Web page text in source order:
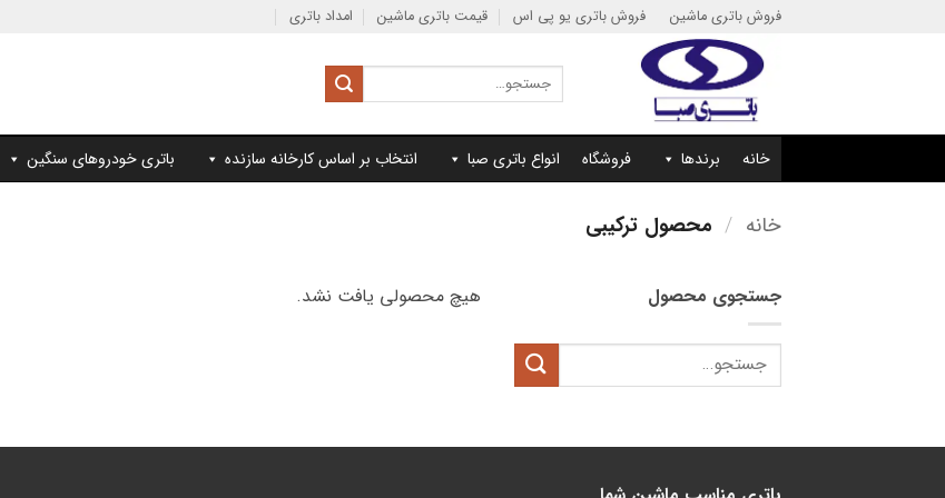
فروش باتری ماشین فروش باتری یو پی اس قیمت باتری ماشین امداد باتری
جستجو
برای:
خانه برندها فروشگاه انواع باتری صبا انتخاب بر اساس کارخانه سازنده باتری خودروهای سنگین
خانه / محصول ترکیبی
جستجوی محصول
جستجو
برای:
هیچ محصولی یافت نشد.